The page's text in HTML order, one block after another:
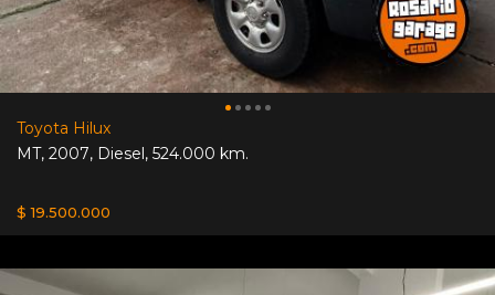
Toyota Hilux
MT, 2007, Diesel, 524.000 km.
$ 19.500.000